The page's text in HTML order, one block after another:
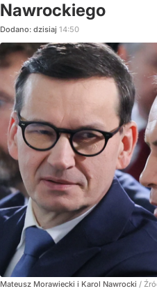
Nawrockiego
Dodano: dzisiaj 14:50
Mateusz Morawiecki i Karol Nawrocki /